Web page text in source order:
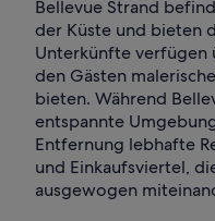
Bellevue Strand
der Küste und bieten
Unterkünfte verfügen
den Gästen
bieten. Während
entspannte
Entfernung lebhafte
und Einkaufsviertel,
ausgewogen